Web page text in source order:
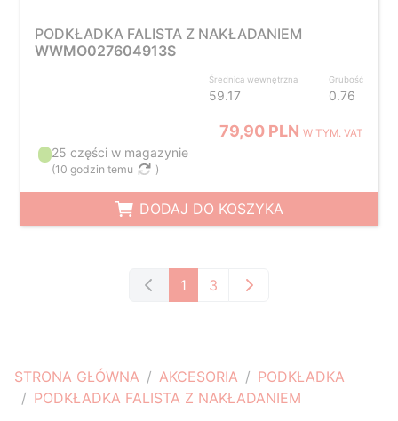
STRONA GŁÓWNA AKCESORIA
PODKŁADKA
PODKŁADKA FALISTA Z NAKŁADANIEM
PODKŁADKA FALISTA Z NAKŁADANIEM
WWMO027604913S
Średnica wewnętrzna
59.17
Grubość
0.76
79,90 PLNW TYM. VAT
25 części w magazynie
(10 godzin temu )
DODAJ DO KOSZYKA
1 3